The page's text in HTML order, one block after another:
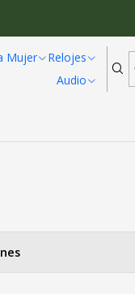
Mujer
Relojes
Audio
MT Negro
Medio